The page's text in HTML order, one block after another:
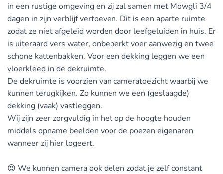
in een rustige omgeving en zij zal samen met Mowgli 3/4
dagen in zijn verblijf vertoeven. Dit is een aparte ruimte
zodat ze niet afgeleid worden door leefgeluiden in huis. Er
is uiteraard vers water, onbeperkt voer aanwezig en twee
schone kattenbakken. Voor een dekking leggen we een
vloerkleed in de dekruimte.
De dekruimte is voorzien van cameratoezicht waarbij we
kunnen terugkijken. Zo kunnen we een (geslaagde)
dekking (vaak) vastleggen.
Wij zijn zeer zorgvuldig in het op de hoogte houden
middels opname beelden voor de poezen eigenaren
wanneer zij hier logeert.
😍 We kunnen camera ook delen zodat je zelf constant